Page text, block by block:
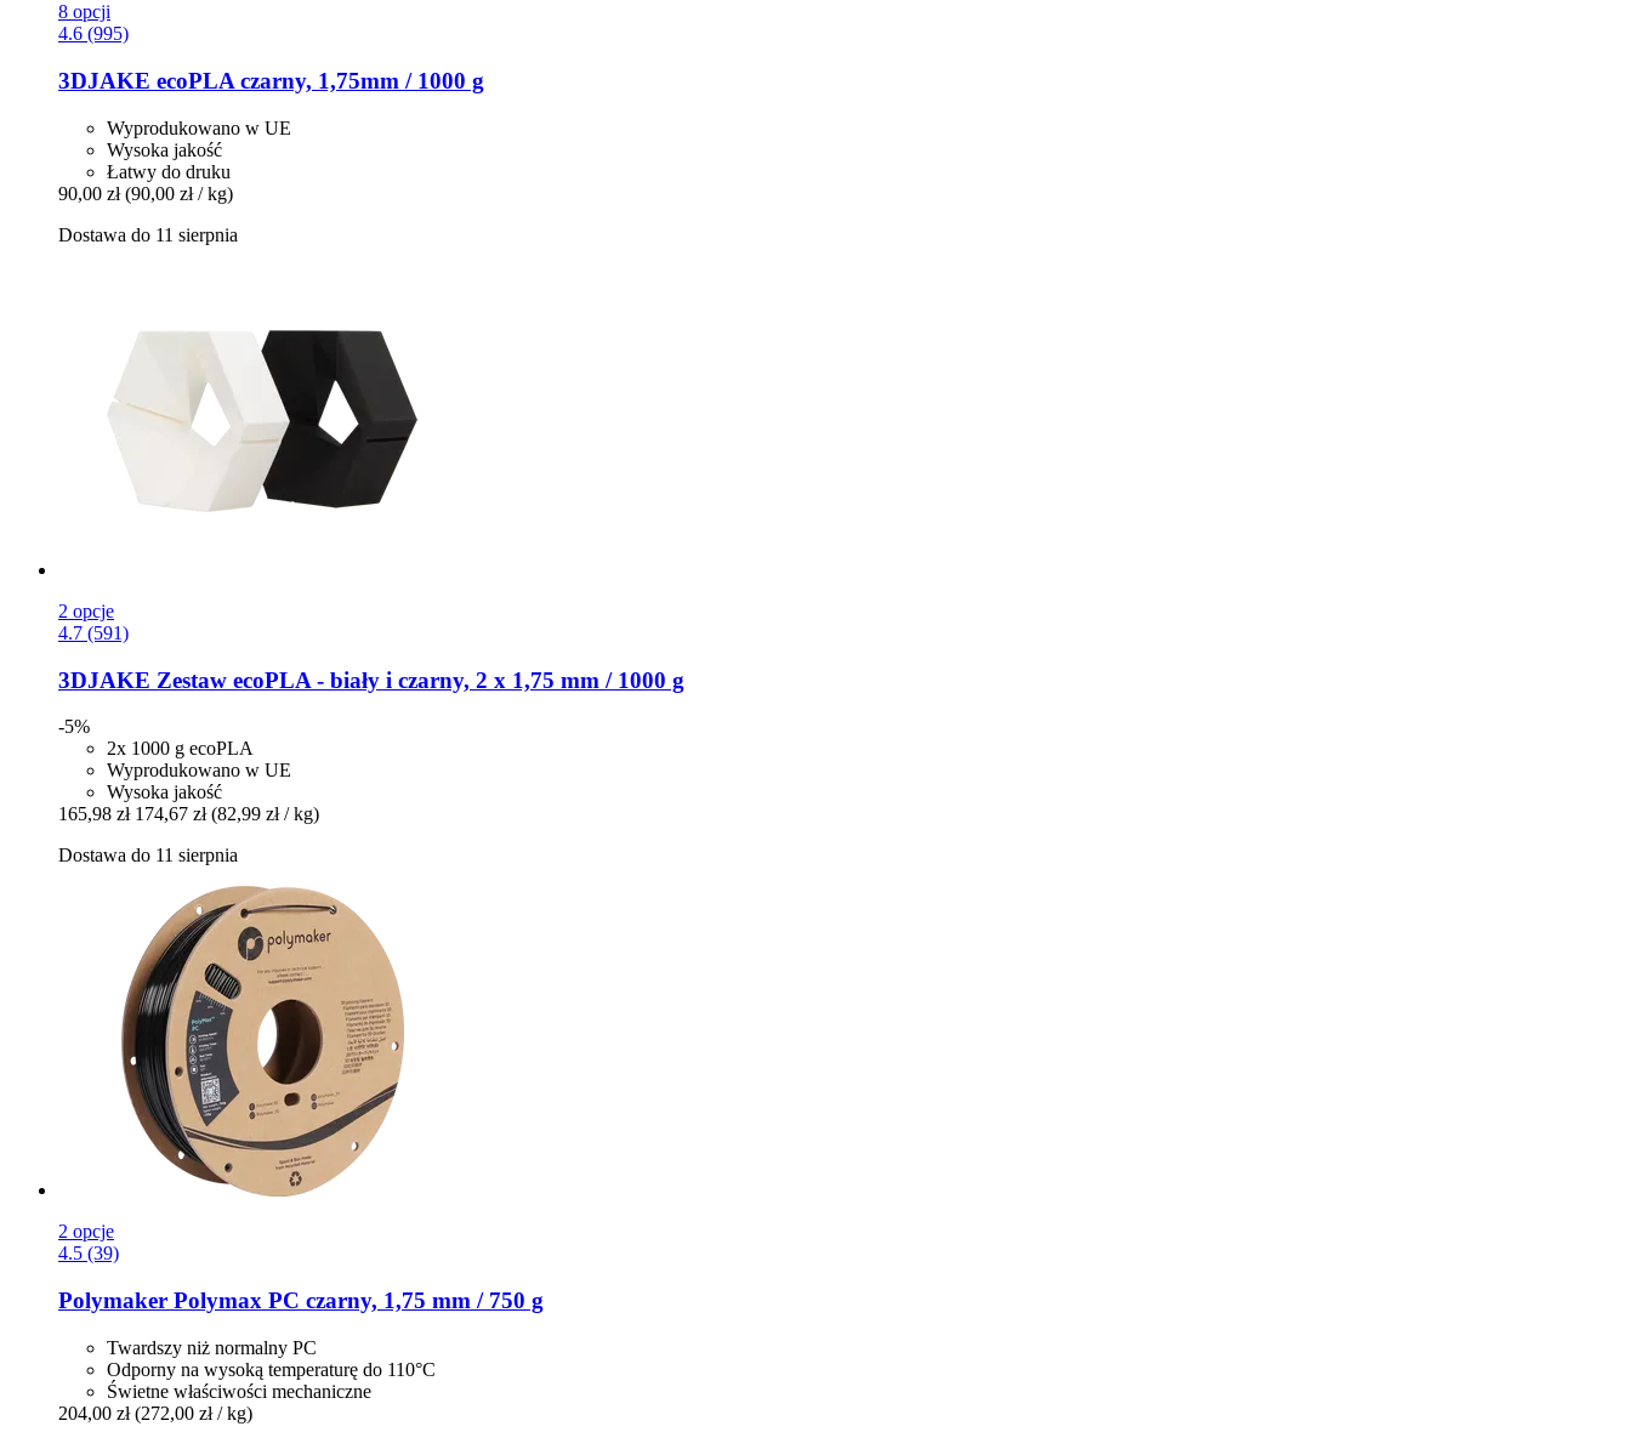
8 opcji
4.6 (995)
3DJAKE ecoPLA czarny, 1,75mm / 1000 g
Wyprodukowano w UE
Wysoka jakość
Łatwy do druku
90,00 zł (90,00 zł / kg)
Dostawa do 11 sierpnia
2 opcje
4.7 (591)
3DJAKE Zestaw ecoPLA -​ biały i czarny, 2 x 1,75 mm / 1000 g
-5%
2x 1000 g ecoPLA
Wyprodukowano w UE
Wysoka jakość
165,98 zł 174,67 zł (82,99 zł / kg)
Dostawa do 11 sierpnia
2 opcje
4.5 (39)
Polymaker Polymax PC czarny, 1,75 mm / 750 g
Twardszy niż normalny PC
Odporny na wysoką temperaturę do 110°C
Świetne właściwości mechaniczne
204,00 zł (272,00 zł / kg)